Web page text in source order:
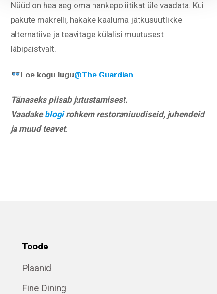
Nüüd on hea aeg oma hankepoliitikat üle vaadata. Kui
pakute makrelli, hakake kaaluma jätkusuutlikke
alternatiive ja teavitage külalisi muutusest
läbipaistvalt.
Loe kogu lugu@The Guardian
Tänaseks piisab jutustamisest.
Vaadakeblogirohkem restoraniuudiseid, juhendeid
ja muud teavet.
Toode
Plaanid
Fine Dining